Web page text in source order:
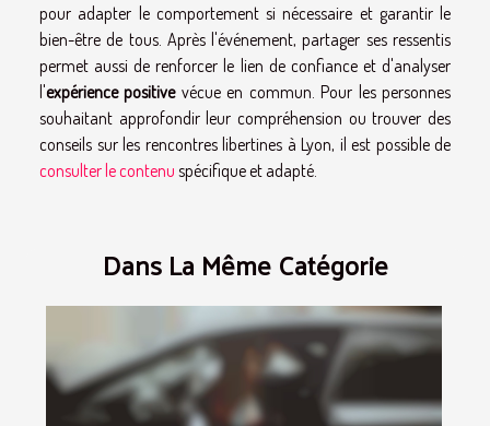
pour adapter le comportement si nécessaire et garantir le
bien-être de tous. Après l'événement, partager ses ressentis
permet aussi de renforcer le lien de confiance et d'analyser
l'expérience positivevécue en commun. Pour les personnes
souhaitant approfondir leur compréhension ou trouver des
conseils sur les rencontres libertines à Lyon, il est possible de
consulter le contenu spécifique et adapté.
Dans La Même Catégorie